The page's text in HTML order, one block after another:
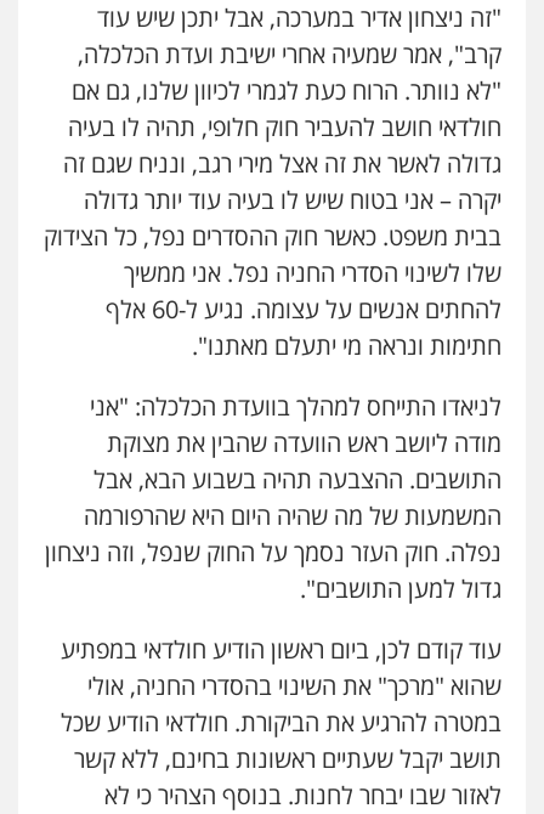
"זה ניצחון אדיר במערכה, אבל יתכן שיש עוד
קרב", אמר שמעיה אחרי ישיבת ועדת הכלכלה,
"לא נוותר. הרוח כעת לגמרי לכיוון שלנו, גם אם
חולדאי חושב להעביר חוק חלופי, תהיה לו בעיה
גדולה לאשר את זה אצל מירי רגב, ונניח שגם זה
יקרה – אני בטוח שיש לו בעיה עוד יותר גדולה
בבית משפט. כאשר חוק ההסדרים נפל, כל הצידוק
שלו לשינוי הסדרי החניה נפל. אני ממשיך
להחתים אנשים על עצומה. נגיע ל-60 אלף
חתימות ונראה מי יתעלם מאתנו".
לניאדו התייחס למהלך בוועדת הכלכלה: "אני
מודה ליושב ראש הוועדה שהבין את מצוקת
התושבים. ההצבעה תהיה בשבוע הבא, אבל
המשמעות של מה שהיה היום היא שהרפורמה
נפלה. חוק העזר נסמך על החוק שנפל, וזה ניצחון
גדול למען התושבים".
עוד קודם לכן, ביום ראשון הודיע חולדאי במפתיע
שהוא "מרכך" את השינוי בהסדרי החניה, אולי
במטרה להרגיע את הביקורת. חולדאי הודיע שכל
תושב יקבל שעתיים ראשונות בחינם, ללא קשר
לאזור שבו יבחר לחנות. בנוסף הצהיר כי לא
אברהם שהבזי – משרד עורכי דין
מיסים כלכלי פלילי פשיעה כלכלית הלבנת
הון
0504456555
גיל דביר – משרד עורכי דין
פלילי פשיעה כלכלית צווארון לבן
0506217771
עו"ד יאיר בן סימון
פלילי תעבורה אזרחי נזיקין
חנא בולוס – משרד עורכי דין
פלילי פשיעה חמורה צווארון לבן נזיקין
0546661544
אלי אונגר משרד עו"ד
פלילי פשיעה חמורה
0507302623
עו"ד ד"ר איתן פינקלשטיין
כלכלי הלבנת הון חילוט ייעוץ לעורכי דין
0507061374